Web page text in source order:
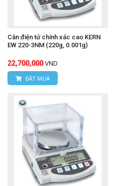
Cân điện tử chính xác cao KERN
EW 220-3NM (220g, 0.001g)
22,700,000 VND
ĐẶT MUA